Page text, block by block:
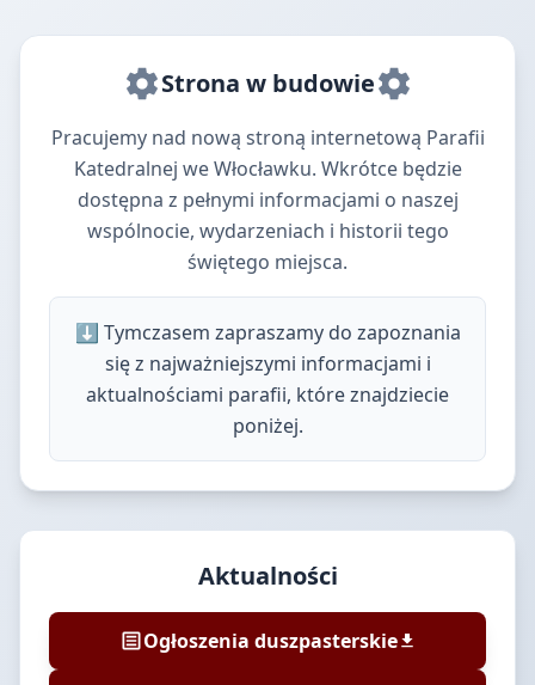
Strona w budowie
Pracujemy nad nową stroną internetową Parafii
Katedralnej we Włocławku. Wkrótce będzie
dostępna z pełnymi informacjami o naszej
wspólnocie, wydarzeniach i historii tego
świętego miejsca.
⬇️ Tymczasem zapraszamy do zapoznania
się z najważniejszymi informacjami i
aktualnościami parafii, które znajdziecie
poniżej.
Aktualności
Ogłoszenia duszpasterskie